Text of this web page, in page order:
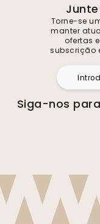
Torne-se
manter
ofertas
subscrição
Siga-nos